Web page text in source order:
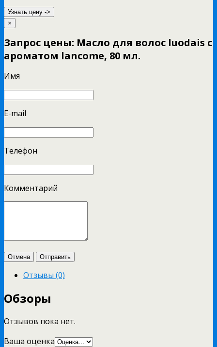
Узнать цену ->
×
Запрос цены: Масло для волос luodais с
ароматом lancome, 80 мл.
Имя
E-mail
Телефон
Комментарий
Отмена Отправить
Отзывы (0)
Обзоры
Отзывов пока нет.
Ваша оценка